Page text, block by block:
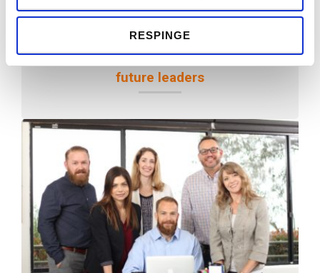
RESPINGE
Poveste de Succes Wirtek: Academie
de Leadership – Develop existing and
future leaders